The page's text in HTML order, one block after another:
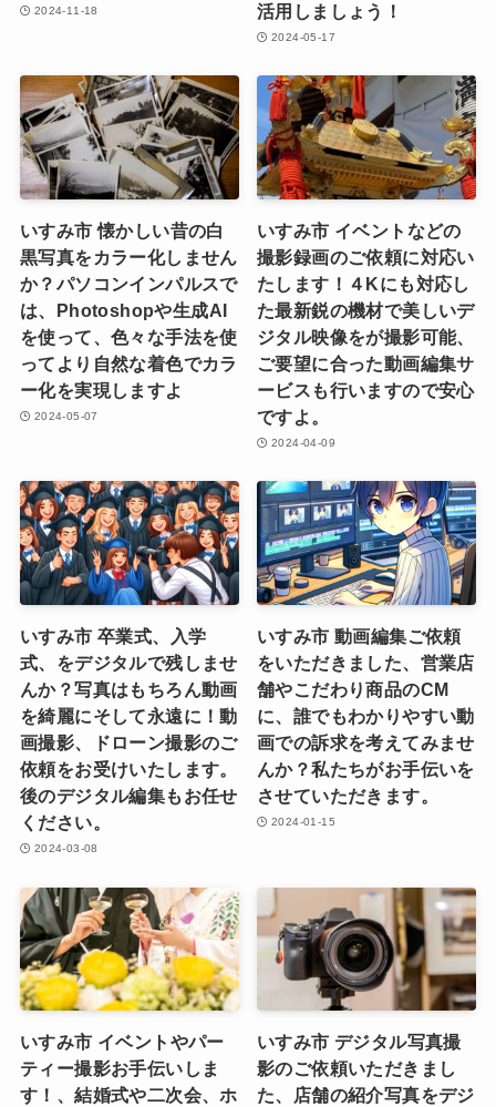
2024-11-18 活用しましょう！
2024-05-17
いすみ市 懐かしい昔の白
黒写真をカラー化しません
か？パソコンインパルスで
は、Photoshopや生成AI
を使って、色々な手法を使
ってより自然な着色でカラ
ー化を実現しますよ
2024-05-07
いすみ市 イベントなどの
撮影録画のご依頼に対応い
たします！４Kにも対応し
た最新鋭の機材で美しいデ
ジタル映像をが撮影可能、
ご要望に合った動画編集サ
ービスも行いますので安心
ですよ。
2024-04-09
いすみ市 卒業式、入学
式、をデジタルで残しませ
んか？写真はもちろん動画
を綺麗にそして永遠に！動
画撮影、ドローン撮影のご
依頼をお受けいたします。
後のデジタル編集もお任せ
ください。
2024-03-08
いすみ市 動画編集ご依頼
をいただきました、営業店
舗やこだわり商品のCM
に、誰でもわかりやすい動
画での訴求を考えてみませ
んか？私たちがお手伝いを
させていただきます。
2024-01-15
いすみ市 イベントやパー
ティー撮影お手伝いしま
す！、結婚式や二次会、ホ
いすみ市 デジタル写真撮
影のご依頼いただきまし
た、店舗の紹介写真をデジ